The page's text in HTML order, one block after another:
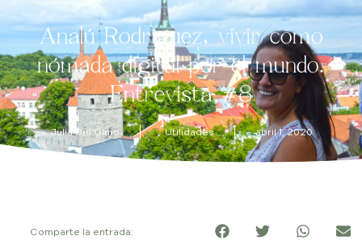
Analú Rodríguez, vivir como
nómada digital por el mundo.
Entrevista #8
Julia Del Olmo Utilidades abril 1, 2020
Comparte la entrada: